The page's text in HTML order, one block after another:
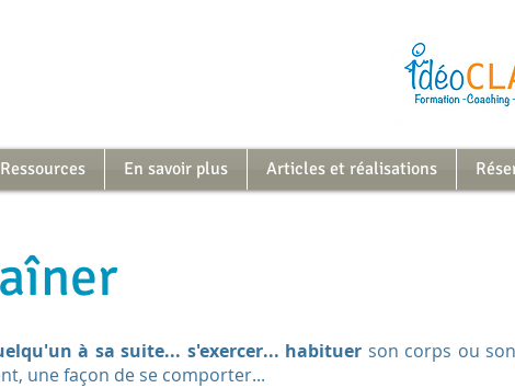
Ressources En savoir plus Articles et réalisations
à sa suite... s'exercer... habituer son corps ou
une façon de se comporter...